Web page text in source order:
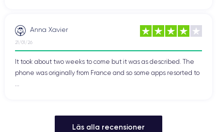
Anna Xavier
21/01/26
It took about two weeks to come but it was as described. The
phone was originally from France and so some apps resorted to
Läs alla recensioner